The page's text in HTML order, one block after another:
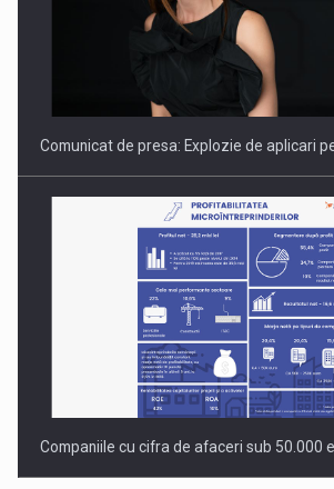
Hard Enduro Piatra Craiului 2026, fueled
Comunicat de presa: Explozie de aplicari
Companiile cu cifra de afaceri sub 50.000